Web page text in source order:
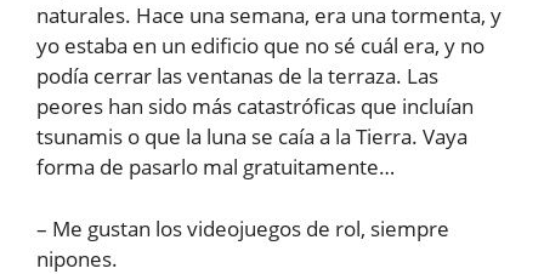
naturales. Hace una semana, era una tormenta, y
yo estaba en un edificio que no sé cuál era, y no
podía cerrar las ventanas de la terraza. Las
peores han sido más catastróficas que incluían
tsunamis o que la luna se caía a la Tierra. Vaya
forma de pasarlo mal gratuitamente…
– Me gustan los videojuegos de rol, siempre
nipones.